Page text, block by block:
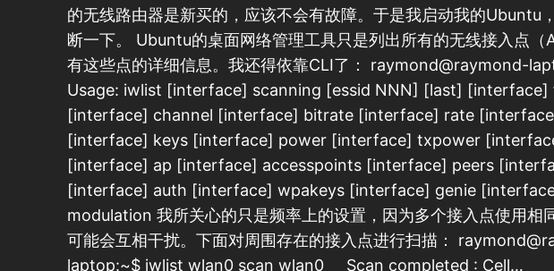
的无线路由器是新买的，应该不会有故障。于是我启动我的Ubuntu
断一下。 Ubuntu的桌面网络管理工具只是列出所有的无线接入点（
有这些点的详细信息。我还得依靠CLI了： raymond@raymond-
Usage: iwlist [interface] scanning [essid NNN] [last] [interface]
[interface] channel [interface] bitrate [interface] rate
[interface] keys [interface] power [interface] txpower
[interface] ap [interface] accesspoints [interface] peers
[interface] auth [interface] wpakeys [interface] genie
modulation 我所关心的只是频率上的设置，因为多个接入点使用相
可能会互相干扰。下面对周围存在的接入点进行扫描：
laptop:~$ iwlist wlan0 scan wlan0 Scan completed : Cell…